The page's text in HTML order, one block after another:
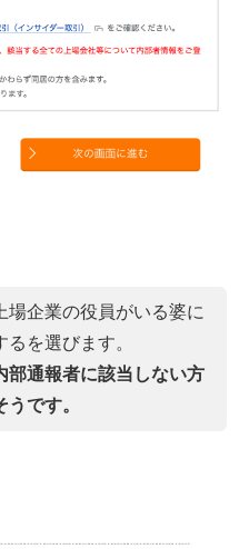
場企業の役員がいる婆に
を選びます。
部通報者に該当しない方
です。